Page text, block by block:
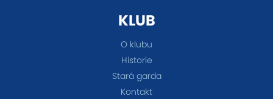
KLUB
O klubu
Historie
Stará garda
Kontakt